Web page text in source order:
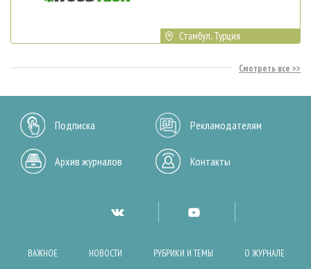
Стамбул, Турция
Смотреть все
Подписка Рекламодателям
Архив журналов Контакты
ВАЖНОЕ НОВОСТИ РУБРИКИ И ТЕМЫ О ЖУРНАЛЕ